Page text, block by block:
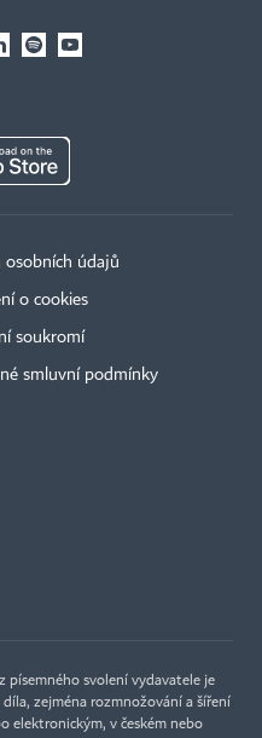
osobních údajů
o cookies
soukromí
smluvní podmínky
písemného svolení vydavatele je
zejména rozmnožování a šíření
elektronickým, v českém nebo